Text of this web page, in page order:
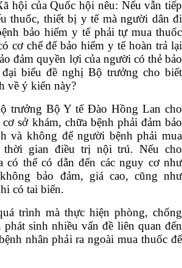
hội của Quốc hội nêu: Nếu vẫn tiếp
thuốc, thiết bị y tế mà người dân đi
bảo hiểm y tế phải tự mua thuốc
cơ chế để bảo hiểm y tế hoàn trả lại
đảm quyền lợi của người có thẻ bảo
biểu đề nghị Bộ trưởng cho biết
về ý kiến này?
trưởng Bộ Y tế Đào Hồng Lan cho
sở khám, chữa bệnh phải đảm bảo
và không để người bệnh phải mua
thời gian điều trị nội trú. Nếu cho
có thể có dẫn đến các nguy cơ như
bảo đảm, giá cao, cũng như
có tai biến.
trình mà thực hiện phòng, chống
sinh nhiều vấn đề liên quan đến
nhân phải ra ngoài mua thuốc để